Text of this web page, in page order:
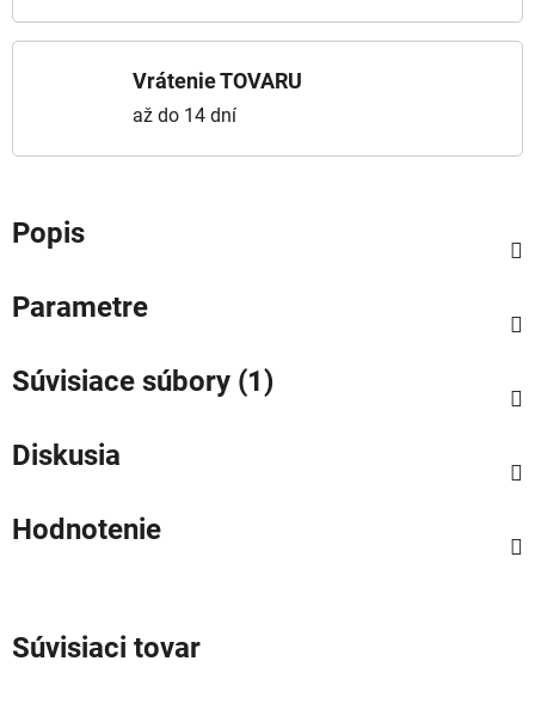
Vrátenie TOVARU
až do 14 dní
Popis
Parametre
Súvisiace súbory (1)
Diskusia
Hodnotenie
Súvisiaci tovar